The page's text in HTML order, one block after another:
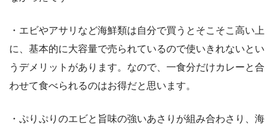
・エビやアサリなど海鮮類は自分で買うとそこそこ高い上
に、基本的に大容量で売られているので使いきれないとい
うデメリットがあります。なので、一食分だけカレーと合
わせて食べられるのはお得だと思います。
・ぷりぷりのエビと旨味の強いあさりが組み合わさり、海